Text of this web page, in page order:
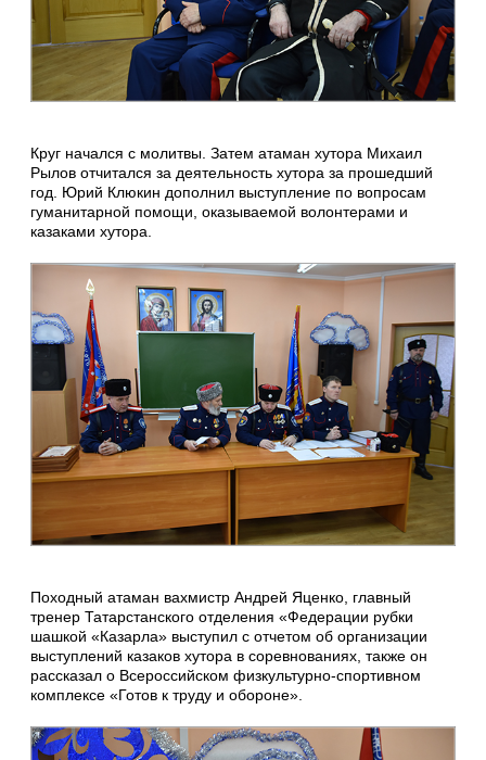
Круг начался с молитвы. Затем атаман хутора Михаил
Рылов отчитался за деятельность хутора за прошедший
год. Юрий Клюкин дополнил выступление по вопросам
гуманитарной помощи, оказываемой волонтерами и
казаками хутора.
Походный атаман вахмистр Андрей Яценко, главный
тренер Татарстанского отделения «Федерации рубки
шашкой «Казарла» выступил с отчетом об организации
выступлений казаков хутора в соревнованиях, также он
рассказал о Всероссийском физкультурно-спортивном
комплексе «Готов к труду и обороне».